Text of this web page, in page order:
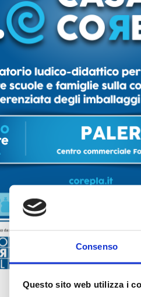
Consenso
Questo sito web utilizza i